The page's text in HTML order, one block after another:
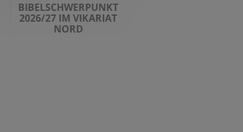
BIBELSCHWERPUNKT
2026/27 IM VIKARIAT
NORD